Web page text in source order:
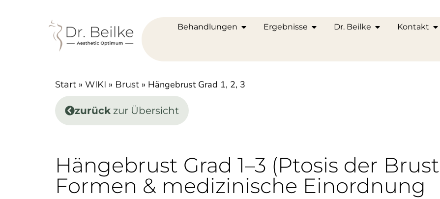
Behandlungen Ergebnisse Dr. Beilke Kontakt
Start » WIKI » Brust » Hängebrust Grad 1, 2, 3
zurück zur Übersicht
Hängebrust Grad 1–3 (Ptosis der
Formen & medizinische Einordnung